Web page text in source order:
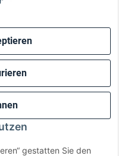
gestatten Sie den